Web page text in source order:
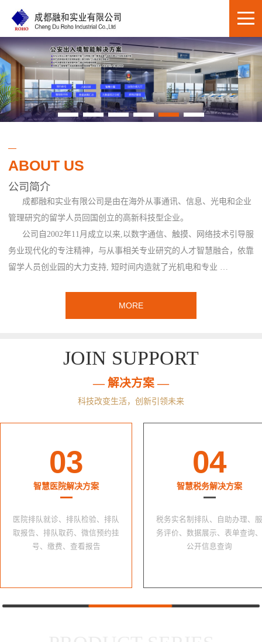
ABOUT US
公司简介
成都融和实业有限公司是由在海外从事通讯、信息、光电和企业
管理研究的留学人员回国创立的高新科技型企业。
公司自2002年11月成立以来,以数字通信、触摸、网络技术引导服
务业现代化的专注精神，与从事相关专业研究的人才智慧融合，依靠
留学人员创业园的大力支持, 短时间内造就了光机电和专业 …
MORE
JOIN SUPPORT
— 解决方案 —
科技改变生活，创新引领未来
03
智慧医院解决方案
医院排队就诊、排队检验、排队
取报告、排队取药、微信预约挂
号、缴费、查看报告
04
智慧税务解决方案
税务实名制排队、自助办理、服
务评价、数据展示、表单查询、
公开信息查询